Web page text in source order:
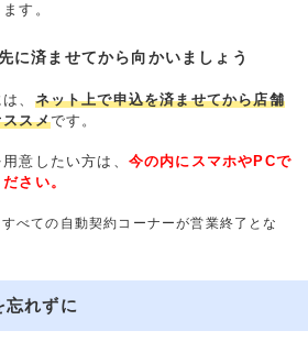
す。
に済ませてから向かいましょう
、 ネット上で申込を済ませてから店舗
ススメです。
意したい方は、 今の内にスマホやPCで
さい。
べての自動契約コーナーが営業終了とな
忘れずに